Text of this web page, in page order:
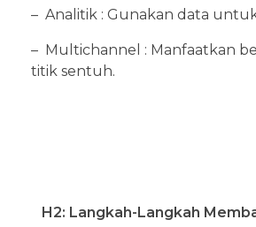
– Analitik : Gunakan data
– Multichannel : Manfaatkan
titik sentuh.
H2: Langkah-Langkah